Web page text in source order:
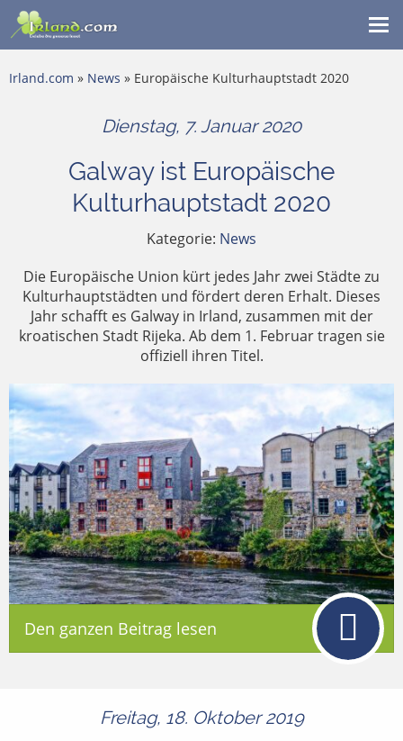
Irland.com » News » Europäische Kulturhauptstadt 2020
Dienstag, 7. Januar 2020
Galway ist Europäische
Kulturhauptstadt 2020
Kategorie: News
Die Europäische Union kürt jedes Jahr zwei Städte zu
Kulturhauptstädten und fördert deren Erhalt. Dieses
Jahr schafft es Galway in Irland, zusammen mit der
kroatischen Stadt Rijeka. Ab dem 1. Februar tragen sie
offiziell ihren Titel.
Den ganzen Beitrag lesen
Freitag, 18. Oktober 2019